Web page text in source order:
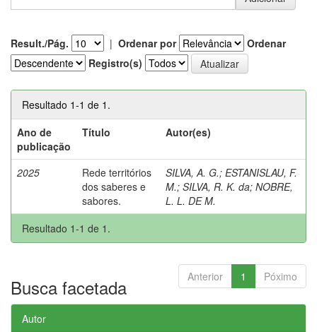
Result./Pág. | Ordenar por
Ordenar
Registro(s)
Resultado 1-1 de 1.
Ano de
publicação
Título Autor(es)
2025
Rede territórios
dos saberes e
sabores.
SILVA, A. G.; ESTANISLAU, F.
M.; SILVA, R. K. da; NOBRE,
L. L. DE M.
Resultado 1-1 de 1.
Anterior 1 Póximo
Busca facetada
Autor